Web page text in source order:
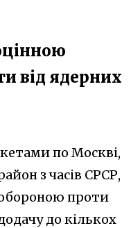
від ядерних
по Москві,
з часів СРСР,
проти
до кількох